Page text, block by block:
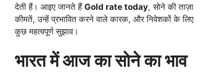
देती हैं। आइए जानते हैं Gold rate today, सोने की ताज़ा
कीमतें, उन्हें प्रभावित करने वाले कारक, और निवेशकों के लिए
कुछ महत्वपूर्ण सुझाव।
भारत में आज का सोने का भाव